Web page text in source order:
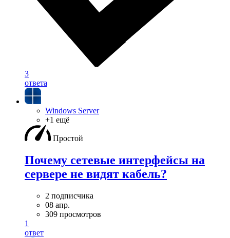
3
ответа
Windows Server
+1 ещё
Простой
Почему сетевые интерфейсы на
сервере не видят кабель?
2 подписчика
08 апр.
309 просмотров
1
ответ